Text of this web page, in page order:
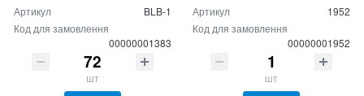
Артикул
BLB-1
Код для замовлення
00000001383
шт
Артикул
1952
Код для замовлення
00000001952
шт